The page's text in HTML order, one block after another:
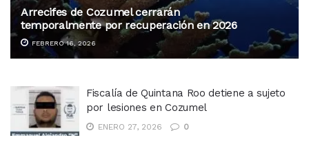
Arrecifes de Cozumel cerrarán
temporalmente por recuperación en 2026
FEBRERO 16, 2026
Fiscalía de Quintana Roo detiene a sujeto
por lesiones en Cozumel
ENERO 27, 2026 0